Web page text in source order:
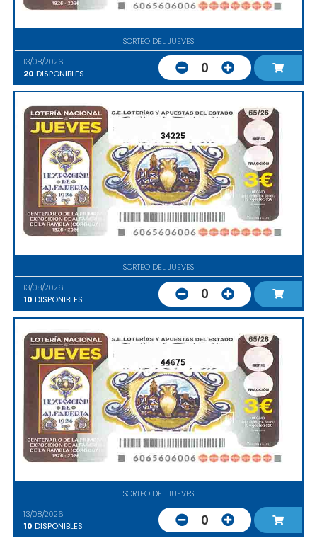
SORTEO DEL JUEVES
13/08/2026
20 DISPONIBLES 0
34225
SORTEO DEL JUEVES
13/08/2026
10 DISPONIBLES 0
44675
SORTEO DEL JUEVES
13/08/2026
10 DISPONIBLES 0